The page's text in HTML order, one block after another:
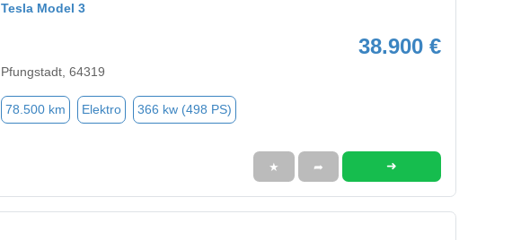
Tesla Model 3
38.900 €
Pfungstadt, 64319
78.500 km Elektro 366 kw (498 PS)
★ ➦ ➜